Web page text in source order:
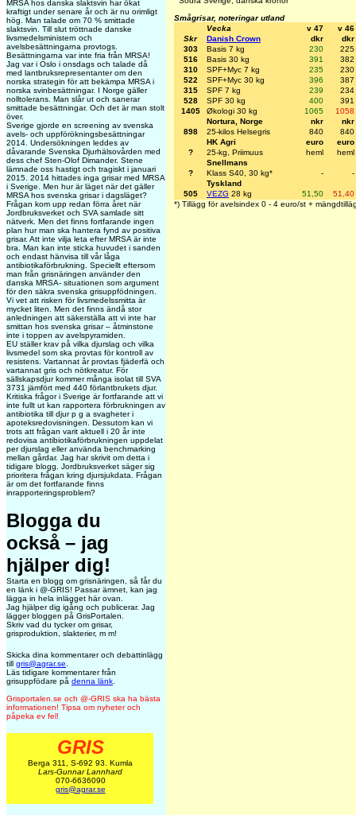
MRSA hos danska slaktsvin har ökat
kraftigt under senare år och är nu orimligt
hög. Man talade om 70 % smittade
slaktsvin. Till slut tröttnade danske
livsmedelsministern och
avelsbesättningarna provtogs.
Besättningarna var inte fria från MRSA!
Jag var i Oslo i onsdags och talade då
med lantbruksrepresentanter om den
norska strategin för att bekämpa MRSA i
norska svinbesättningar. I Norge gäller
nolltolerans. Man slår ut och sanerar
smittade besättningar. Och det är man stolt
över.
Sverige gjorde en screening av svenska
avels- och uppförökningsbesättningar
2014. Undersökningen leddes av
dåvarande Svenska Djurhälsovården med
dess chef Sten-Olof Dimander. Stene
lämnade oss hastigt och tragiskt i januari
2015. 2014 hittades inga grisar med MRSA
i Sverige. Men hur är läget när det gäller
MRSA hos svenska grisar i dagsläget?
Frågan kom upp redan förra året när
Jordbruksverket och SVA samlade sitt
nätverk. Men det finns fortfarande ingen
plan hur man ska hantera fynd av positiva
grisar. Att inte vilja leta efter MRSA är inte
bra. Man kan inte sticka huvudet i sanden
och endast hänvisa till vår låga
antibiotikaförbrukning. Speciellt eftersom
man från grisnäringen använder den
danska MRSA- situationen som argument
för den säkra svenska grisuppfödningen.
Vi vet att risken för livsmedelssmitta är
mycket liten. Men det finns ändå stor
anledningen att säkerställa att vi inte har
smittan hos svenska grisar – åtminstone
inte i toppen av avelspyramiden.
EU ställer krav på vilka djurslag och vilka
livsmedel som ska provtas för kontroll av
resistens. Vartannat år provtas fjäderfä och
vartannat gris och nötkreatur. För
sällskapsdjur kommer många isolat till SVA
3731 jämfört med 440 förlantbrukets djur.
Kritiska frågor i Sverige är fortfarande att vi
inte fullt ut kan rapportera förbrukningen av
antibiotika till djur p g a svagheter i
apoteksredovisningen. Dessutom kan vi
trots att frågan varit aktuell i 20 år inte
redovisa antibiotikaförbrukningen uppdelat
per djurslag eller använda benchmarking
mellan gårdar. Jag har skrivit om detta i
tidigare blogg. Jordbruksverket säger sig
prioritera frågan kring djursjukdata. Frågan
är om det fortfarande finns
inrapporteringsproblem?
Blogga du
också – jag
hjälper dig!
Starta en blogg om grisnäringen, så får du
en länk i @-GRIS! Passar ämnet, kan jag
lägga in hela inlägget här ovan.
Jag hjälper dig igång och publicerar. Jag
lägger bloggen på GrisPortalen.
Skriv vad du tycker om grisar,
grisproduktion, slakterier, m m!
Skicka dina kommentarer och debattinlägg
till gris@agrar.se
Läs tidigare kommentarer från
grisuppfödare på denna länk
Grisportalen.se och @-GRIS ska ha bästa
informationen! Tipsa om nyheter och
påpeka ev fel!
GRIS
Berga 311, S-692 93. Kumla
Lars-Gunnar Lannhard
070-6636090
gris@agrar.se
Smågrisar, noteringar utland
Vecka
v 47
v 46
Skr
Danish Crown dkr
dkr
303
Basis 7 kg 230
225
516
Basis 30 kg 391
382
310
SPF+Myc 7 kg 235
230
522
SPF+Myc 30 kg 396
387
315
SPF 7 kg 239
234
528
SPF 30 kg 400
391
1405
Økologi 30 kg 1065
1058
Nortura, Norge
nkr
nkr
898
25-kilos Helsegris 840
840
HK Agri
euro
euro
?
25-kg, Priimuus heml
heml
Snellmans
?
Klass S40, 30 kg* -
-
Tyskland
505
VEZG 28 kg 51,50
51,40
*) Tillägg för avelsindex 0 - 4 euro/st +